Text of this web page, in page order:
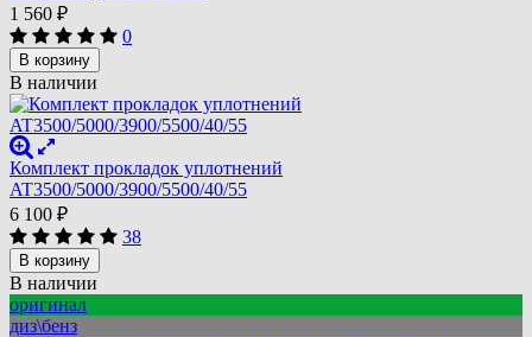
1 560 ₽
0
В корзину
В наличии
Комплект прокладок уплотнений
AT3500/5000/3900/5500/40/55
6 100 ₽
38
В корзину
В наличии
оригинал
диз\бенз